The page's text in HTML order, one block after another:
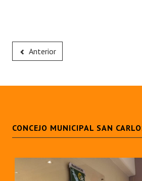
Anterior
CONCEJO MUNICIPAL SAN